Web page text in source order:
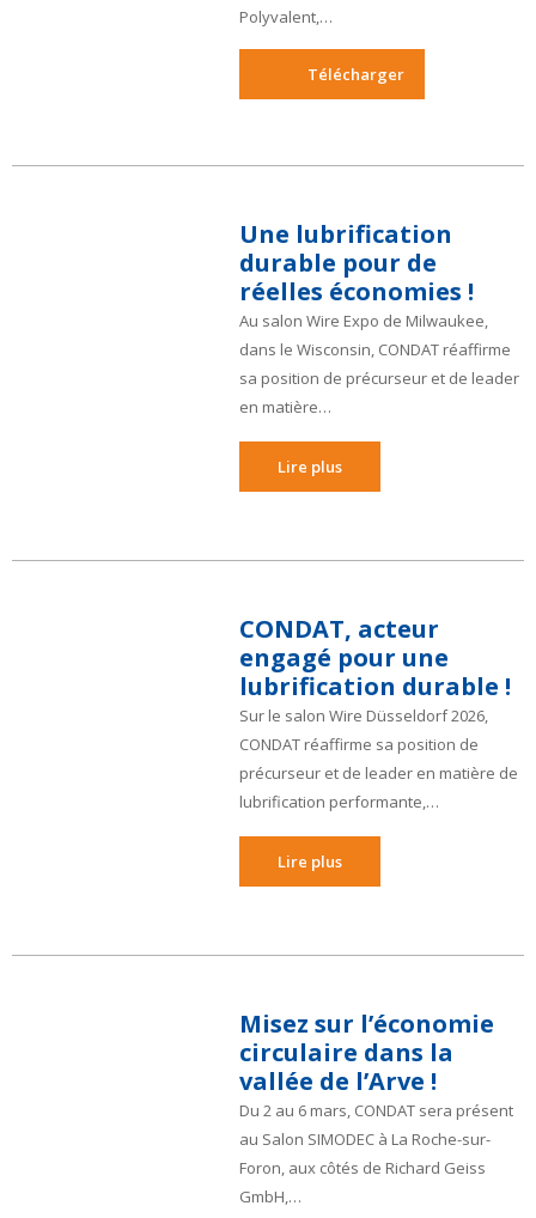
Polyvalent,…
Télécharger
Une lubrification
durable pour de
réelles économies !
Au salon Wire Expo de Milwaukee,
dans le Wisconsin, CONDAT réaffirme
sa position de précurseur et de leader
en matière…
Lire plus
CONDAT, acteur
engagé pour une
lubrification durable !
Sur le salon Wire Düsseldorf 2026,
CONDAT réaffirme sa position de
précurseur et de leader en matière de
lubrification performante,…
Lire plus
Misez sur l’économie
circulaire dans la
vallée de l’Arve !
Du 2 au 6 mars, CONDAT sera présent
au Salon SIMODEC à La Roche-sur-
Foron, aux côtés de Richard Geiss
GmbH,…